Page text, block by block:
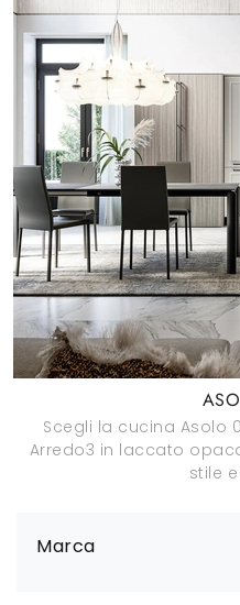
Marca
Scegli la cucina Asolo
Arredo3 in laccato
stile